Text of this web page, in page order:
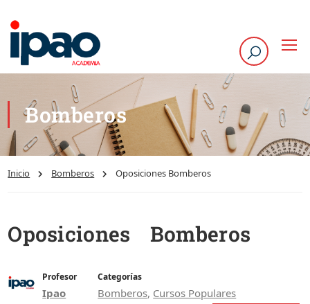
Bomberos
Inicio Bomberos Oposiciones Bomberos
Oposiciones Bomberos
Profesor
Ipao
Categorías
Bomberos, Cursos Populares